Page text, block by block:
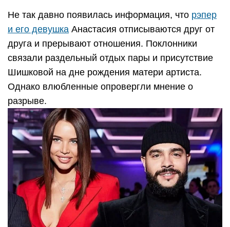
Не так давно появилась информация, что рэпер
и его девушка Анастасия отписываются друг от
друга и прерывают отношения. Поклонники
связали раздельный отдых пары и присутствие
Шишковой на дне рождения матери артиста.
Однако влюбленные опровергли мнение о
разрыве.